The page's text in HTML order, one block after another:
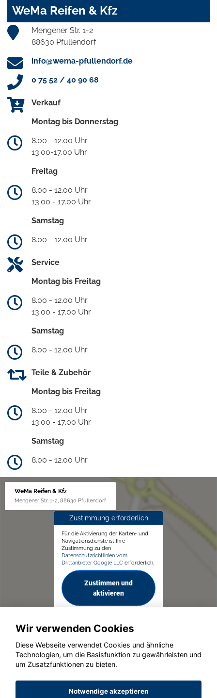
WeMa Reifen & Kfz
Mengener Str. 1-2
88630 Pfullendorf
info@wema-pfullendorf.de
0 75 52 / 40 90 68
Verkauf
Montag bis Donnerstag
8.00 - 12.00 Uhr
13.00-17.00 Uhr
Freitag
8.00 - 12.00 Uhr
13.00 - 17.00 Uhr
Samstag
8.00 - 12.00 Uhr
Service
Montag bis Freitag
8.00 - 12.00 Uhr
13.00 - 17.00 Uhr
Samstag
8.00 - 12.00 Uhr
Teile & Zubehör
Montag bis Freitag
8.00 - 12.00 Uhr
13.00 - 17.00 Uhr
Samstag
8.00 - 12.00 Uhr
WeMa Reifen & Kfz
Mengener Str. 1-2, 88630 Pfullendorf
Zustimmung erforderlich
Für die Aktivierung der Karten- und
Navigationsdienste ist Ihre
Zustimmung zu den
Datenschutzrichtlinien vom
Drittanbieter Google LLC erforderlich.
Zustimmen und
aktivieren
© konjunkturmotor.de GmbH 2020 - 2026
Wir verwenden Cookies
Diese Webseite verwendet Cookies und ähnliche
Technologien, um die Basisfunktion zu gewährleisten und
um Zusatzfunktionen zu bieten.
Notwendige akzeptieren